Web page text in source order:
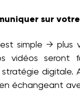
sur
est simple →
vidéos seront
digitale.
échangeant